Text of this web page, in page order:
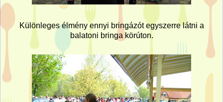
Különleges élmény ennyi bringázót egyszerre látni a
balatoni bringa körúton.